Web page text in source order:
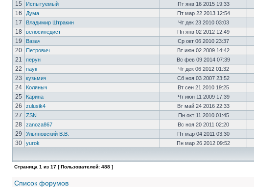
15
Испытуемый Пт янв 16 2015 19:33
16
Дума Пт мар 22 2013 12:54
17
Владимир Штракин Чт дек 23 2010 03:03
18
велосипедист Пн янв 02 2012 12:49
19
Вазач Ср окт 06 2010 23:37
20
Петрович Вт июн 02 2009 14:42
21
перун Вс фев 09 2014 07:39
22
паук Чт дек 06 2012 01:32
23
кузьмич Сб ноя 03 2007 23:52
24
Коляныч Вт сен 21 2010 19:25
25
Карина Чт июн 11 2009 17:39
26
zulusik4 Вт май 24 2016 22:33
27
ZSN Пн окт 11 2010 01:45
28
zanoza867 Вс ноя 20 2011 02:20
29
Ульяновский В.В. Пт мар 04 2011 03:30
30
yurok Пн мар 26 2012 09:52
Страница 1 из 17 [ Пользователей: 488 ]
Список форумов